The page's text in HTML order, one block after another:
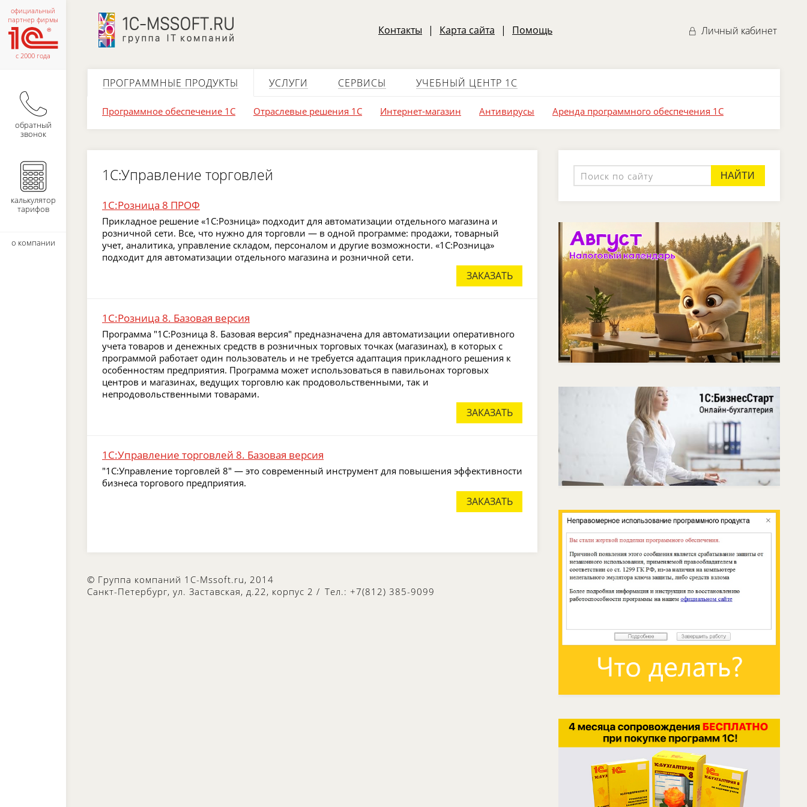
Личный кабинет
Контакты | Карта сайта | Помощь
ПРОГРАММНЫЕ ПРОДУКТЫ УСЛУГИ СЕРВИСЫ УЧЕБНЫЙ ЦЕНТР 1С
Программное обеспечение 1С Отраслевые решения 1С Интернет-магазин Антивирусы Аренда программного обеспечения 1С
1С:Управление торговлей
1С:Розница 8 ПРОФ
Прикладное решение «1C:Розница» подходит для автоматизации отдельного магазина и
розничной сети. Все, что нужно для торговли — в одной программе: продажи, товарный
учет, аналитика, управление складом, персоналом и другие возможности. «1C:Розница»
подходит для автоматизации отдельного магазина и розничной сети.
ЗАКАЗАТЬ
1С:Розница 8. Базовая версия
Программа "1С:Розница 8. Базовая версия" предназначена для автоматизации оперативного
учета товаров и денежных средств в розничных торговых точках (магазинах), в которых с
программой работает один пользователь и не требуется адаптация прикладного решения к
особенностям предприятия. Программа может использоваться в павильонах торговых
центров и магазинах, ведущих торговлю как продовольственными, так и
непродовольственными товарами.
ЗАКАЗАТЬ
1С:Управление торговлей 8. Базовая версия
"1С:Управление торговлей 8" — это современный инструмент для повышения эффективности
бизнеса торгового предприятия.
ЗАКАЗАТЬ
© Группа компаний 1C-Mssoft.ru, 2014
Санкт-Петербург, ул. Заставская, д.22, корпус 2 / Тел.: +7(812) 385-9099
НАЙТИ
официальный
партнер фирмы
с 2000 года
обратный
звонок
калькулятор
тарифов
о компании